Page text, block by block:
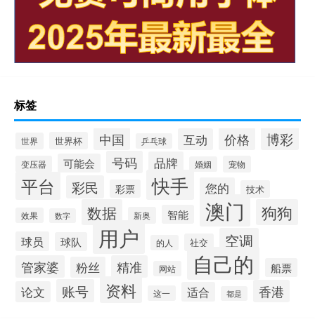
标签
世界 世界杯 中国 乒乓球 互动 价格 博彩
变压器 可能会 号码 品牌 婚姻 宠物
平台 彩民 彩票 快手 您的 技术
效果 数字 数据 新奥 智能 澳门 狗狗
球员 球队 用户 的人 社交 空调
管家婆 粉丝 精准 网站 自己的 船票
论文 账号 资料 这一 适合 都是 香港